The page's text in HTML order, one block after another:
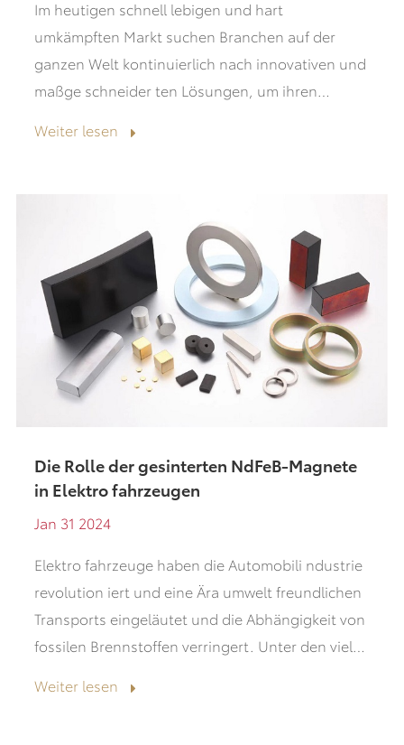
Im heutigen schnell lebigen und hart
umkämpften Markt suchen Branchen auf der
ganzen Welt kontinuierlich nach innovativen und
maßge schneider ten Lösungen, um ihren
Konkret, wenn es kommt...
Weiter lesen
Die Rolle der gesinterten NdFeB-Magnete
in Elektro fahrzeugen
Jan 31 2024
Elektro fahrzeuge haben die Automobili ndustrie
revolution iert und eine Ära umwelt freundlichen
Transports eingeläutet und die Abhängigkeit von
fossilen Brennstoffen verringert. Unter den vielen
Weiter lesen